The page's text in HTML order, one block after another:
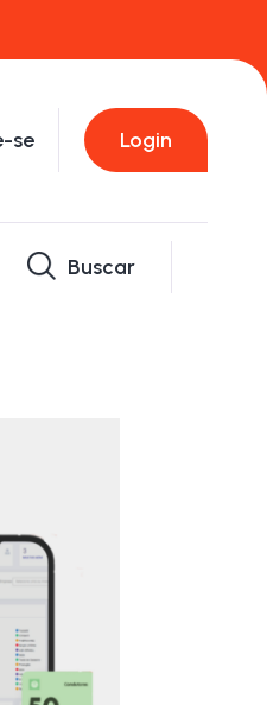
se Login
Buscar